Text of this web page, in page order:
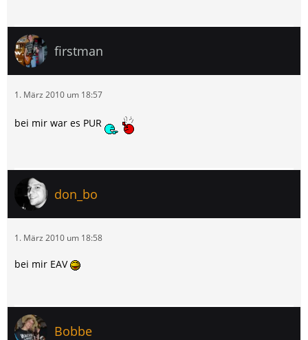
firstman
1. März 2010 um 18:57
bei mir war es PUR
don_bo
1. März 2010 um 18:58
bei mir EAV
Bobbe